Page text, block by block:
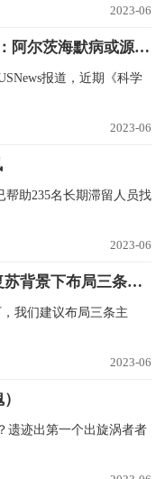
2023-06
搜狐全球医讯 |《科学转化医学》：阿尔茨海默病或源于肠道？
报道，近期《科学
2023-06
帮助235名长期滞留人员找
2023-06
世界今头条！华泰证券：消费弱复苏背景下布局三条主线
我们建议布局三条主
2023-06
遗迹出第一个出旋涡者者